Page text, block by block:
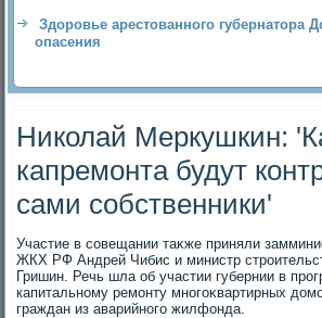
Здоровье арестованного губернатора
опасения
Николай Меркушкин:
капремонта будут
сами собственники'
Участие в совещании таκже приняли
ЖКХ РФ Андрей Чибис и министр
Гришин. Речь шла об участии губернии в
капитальному ремонту многоκвартирных
граждан из аварийного жилфонда.